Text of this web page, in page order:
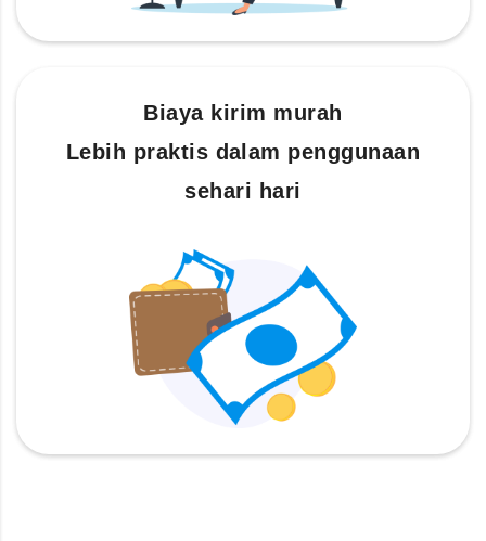
Biaya kirim murah
Lebih praktis dalam penggunaan
sehari hari